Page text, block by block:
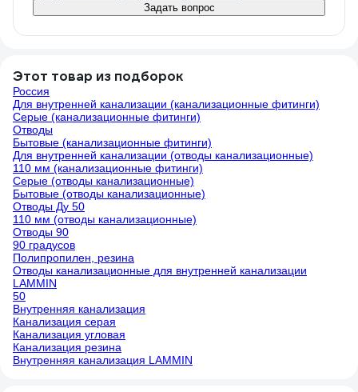
Задать вопрос
Этот товар из подборок
Россия
Для внутренней канализации (канализационные фитинги)
Серые (канализационные фитинги)
Отводы
Бытовые (канализационные фитинги)
Для внутренней канализации (отводы канализационные)
110 мм (канализационные фитинги)
Серые (отводы канализационные)
Бытовые (отводы канализационные)
Отводы Ду 50
110 мм (отводы канализационные)
Отводы 90
90 градусов
Полипропилен, резина
Отводы канализационные для внутренней канализации
LAMMIN
50
Внутренняя канализация
Канализация серая
Канализация угловая
Канализация резина
Внутренняя канализация LAMMIN